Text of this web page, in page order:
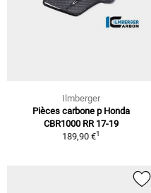
Ilmberger
Pièces carbone p Honda
CBR1000 RR 17-19
189,90 €1